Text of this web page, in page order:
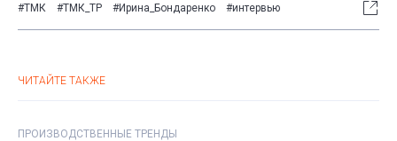
обеспечивающих безопасную работу
трубопровода с параметрами, никогда ранее не
#ТМК #ТМК_ТР #Ирина_Бондаренко #интервью
ЧИТАЙТЕ ТАКЖЕ
ПРОИЗВОДСТВЕННЫЕ ТРЕНДЫ